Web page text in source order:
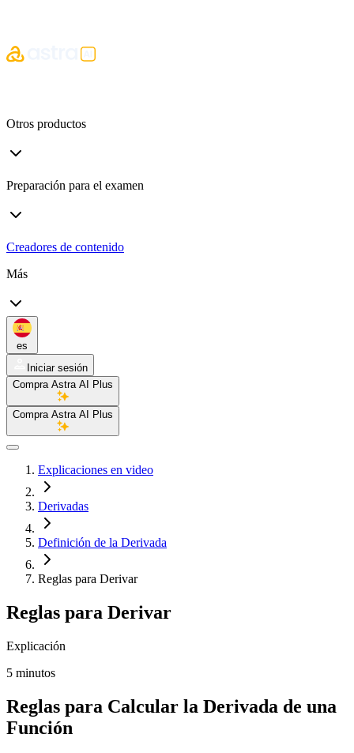
Otros productos
Preparación para el examen
Creadores de contenido
Más
es
Iniciar sesión
Compra Astra AI Plus
Compra Astra AI Plus
Explicaciones en video
Derivadas
Definición de la Derivada
Reglas para Derivar
Reglas para Derivar
Explicación
5 minutos
Reglas para Calcular la Derivada de una
Función